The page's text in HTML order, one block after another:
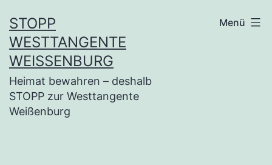
Inhalt
springen
STOPP
WESTTANGENTE
WEISSENBURG
Heimat bewahren – deshalb
STOPP zur Westtangente
Weißenburg
Menü